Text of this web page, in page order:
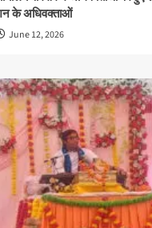
के अधिवक्ताओं
June 12, 2026